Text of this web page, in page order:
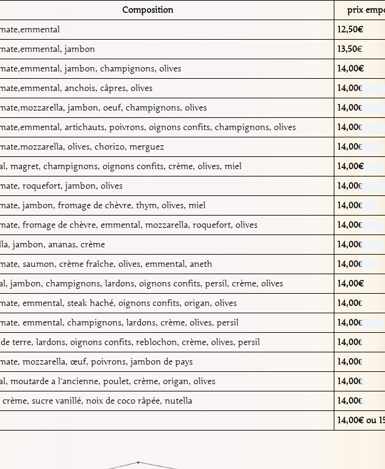
Composition
prix
12,50€
jambon 13,50€
jambon, champignons, olives
14,00€
anchois, câpres, olives 14,00
jambon, oeuf, champignons, olives 14,00
artichauts, poivrons, oignons confits, champignons, olives 14,00
olives, chorizo, merguez 14,00€
magret, champignons, oignons confits, crème, olives, miel
14,00€
roquefort, jambon, olives 14,00
jambon, fromage de chèvre, thym, olives, miel 14,00€
fromage de chèvre, emmental, mozzarella, roquefort, olives 14,00€
jambon, ananas, crème 14,00€
saumon, crème fraîche, olives, emmental, aneth 14,00€
jambon, champignons, lardons, oignons confits, persil, crème, olives
emmental, steak haché, oignons confits, origan, olives 14,00€
emmental, champignons, lardons, crème, olives, persil 14,00€
de terre, lardons, oignons confits, reblochon, crème, olives, persil 14,00€
mozzarella, œuf, poivrons, jambon de pays 14,00€
moutarde a l'ancienne, poulet, crème, origan, olives 14,00€
crème, sucre vanillé, noix de coco râpée, nutella 14,00€
14,00€ ou